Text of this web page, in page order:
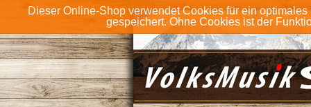
Dieser Online-Shop verwendet Cookies für ein
gespeichert. Ohne Cookies ist der